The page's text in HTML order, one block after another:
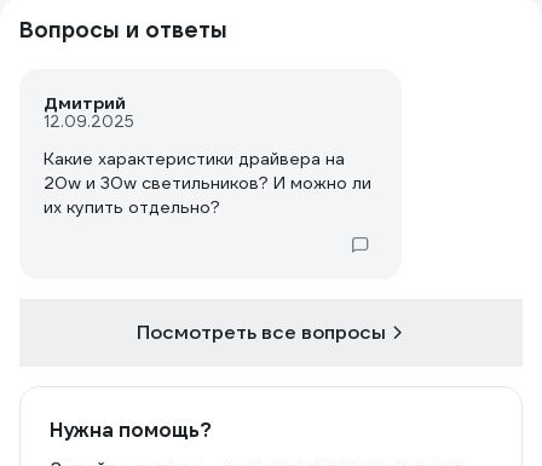
Вопросы и ответы
Дмитрий
12.09.2025
Какие характеристики драйвера на
20w и 30w светильников? И можно ли
их купить отдельно?
Посмотреть все вопросы
Нужна помощь?